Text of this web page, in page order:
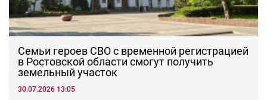
Семьи героев СВО с временной регистрацией
в Ростовской области смогут получить
земельный участок
30.07.2026 13:05